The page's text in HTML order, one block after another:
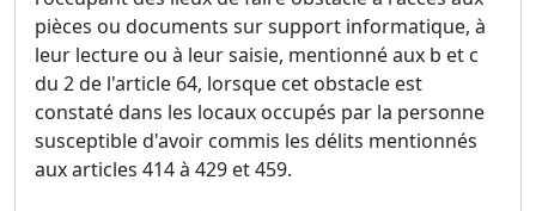
pièces ou documents sur support informatique, à
leur lecture ou à leur saisie, mentionné aux b et c
du 2 de l'article 64, lorsque cet obstacle est
constaté dans les locaux occupés par la personne
susceptible d'avoir commis les délits mentionnés
aux articles 414 à 429 et 459.